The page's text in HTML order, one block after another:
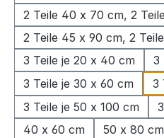
2 Teile 40 x 70 cm, 2
2 Teile 45 x 90 cm, 2
3 Teile je 20 x 40 cm
3
3 Teile je 30 x 60 cm
3
3 Teile je 50 x 100 cm
40 x 60 cm
50 x 80 cm